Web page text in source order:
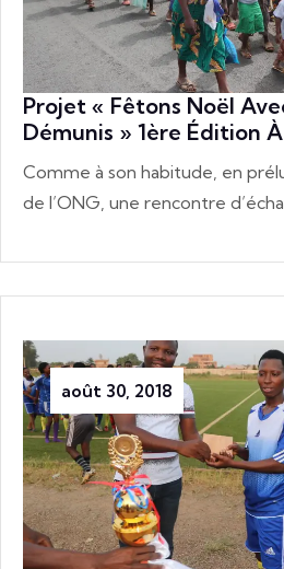
Projet « Fêtons Noël
Démunis » 1ère Édition
Comme à son habitude, en
de l’ONG, une rencontre
août 30, 2018